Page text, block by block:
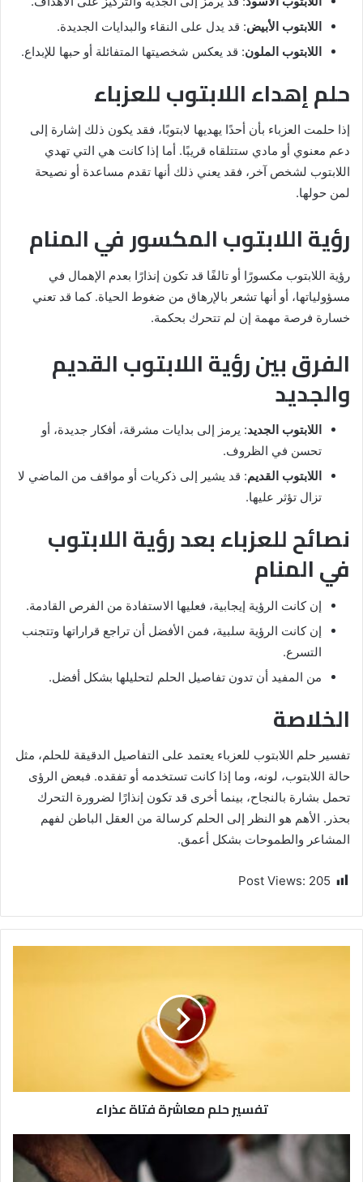
اللابتوب الأبيض: قد يدل على النقاء والبدايات الجديدة.
اللابتوب الملون: قد يعكس شخصيتها المتفائلة أو حبها للإبداع.
حلم إهداء اللابتوب للعزباء
إذا حلمت العزباء بأن أحدًا يهديها لابتوبًا، فقد يكون ذلك إشارة إلى
دعم معنوي أو مادي ستتلقاه قريبًا. أما إذا كانت هي التي تهدي
اللابتوب لشخص آخر، فقد يعني ذلك أنها تقدم مساعدة أو نصيحة
لمن حولها.
رؤية اللابتوب المكسور في المنام
رؤية اللابتوب مكسورًا أو تالفًا قد تكون إنذارًا بعدم الإهمال في
مسؤولياتها، أو أنها تشعر بالإرهاق من ضغوط الحياة. كما قد تعني
خسارة فرصة مهمة إن لم تتحرك بحكمة.
الفرق بين رؤية اللابتوب القديم
والجديد
اللابتوب الجديد: يرمز إلى بدايات مشرقة، أفكار جديدة، أو
تحسن في الظروف.
اللابتوب القديم: قد يشير إلى ذكريات أو مواقف من الماضي لا
تزال تؤثر عليها.
نصائح للعزباء بعد رؤية اللابتوب
في المنام
إن كانت الرؤية إيجابية، فعليها الاستفادة من الفرص القادمة.
إن كانت الرؤية سلبية، فمن الأفضل أن تراجع قراراتها وتتجنب
التسرع.
من المفيد أن تدون تفاصيل الحلم لتحليلها بشكل أفضل.
الخلاصة
تفسير حلم اللابتوب للعزباء يعتمد على التفاصيل الدقيقة للحلم، مثل
حالة اللابتوب، لونه، وما إذا كانت تستخدمه أو تفقده. فبعض الرؤى
تحمل بشارة بالنجاح، بينما أخرى قد تكون إنذارًا لضرورة التحرك
بحذر. الأهم هو النظر إلى الحلم كرسالة من العقل الباطن لفهم
المشاعر والطموحات بشكل أعمق.
Post Views: 205
تفسير حلم معاشرة فتاة عذراء